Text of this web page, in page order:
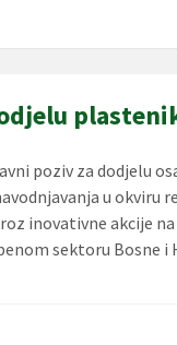
poziv za dodjelu
u okviru
inovativne akcije
sektoru Bosne i